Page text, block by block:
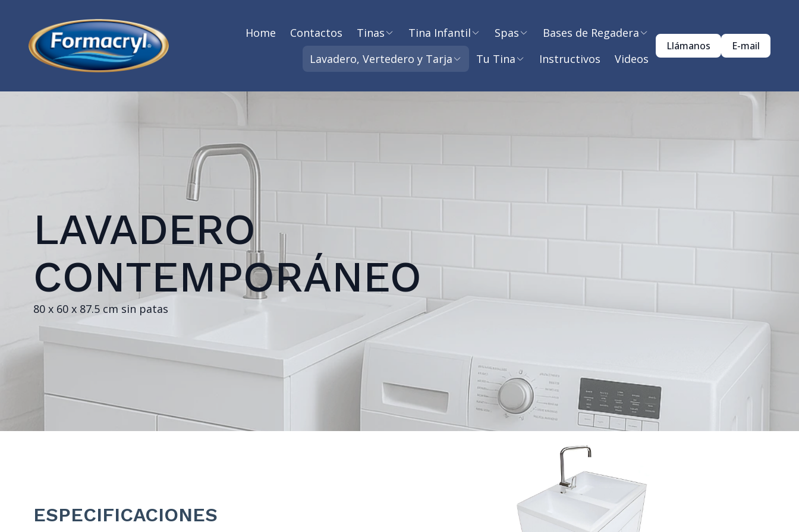
Home Contactos Tinas Tina Infantil Spas
Bases de Regadera
Lavadero, Vertedero y Tarja
Tu Tina Instructivos Videos
Llámanos E-mail
LAVADERO
CONTEMPORÁNEO
80 x 60 x 87.5 cm sin patas
ESPECIFICACIONES